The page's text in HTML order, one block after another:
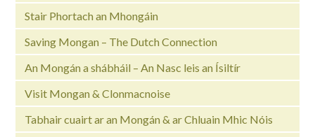
Stair Phortach an Mhongáin
Saving Mongan – The Dutch Connection
An Mongán a shábháil – An Nasc leis an Ísiltír
Visit Mongan & Clonmacnoise
Tabhair cuairt ar an Mongán & ar Chluain Mhic Nóis